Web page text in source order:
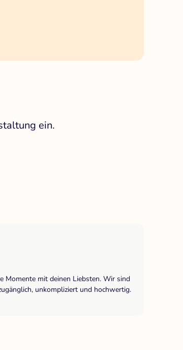
ein.
Momente mit deinen Liebsten. Wir sind
unkompliziert und hochwertig.